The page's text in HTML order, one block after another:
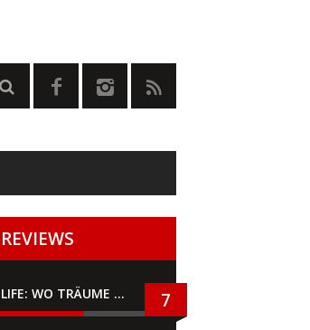
TOMODACHI LIFE: WO TRÄUME WAHR WERDEN 7